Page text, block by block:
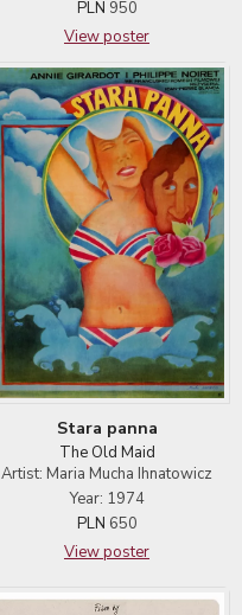
PLN 950
View poster
Stara panna
The Old Maid
Artist: Maria Mucha Ihnatowicz
Year: 1974
PLN 650
View poster